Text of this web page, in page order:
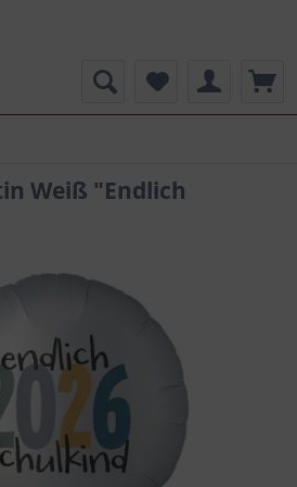
Weiß "Endlich